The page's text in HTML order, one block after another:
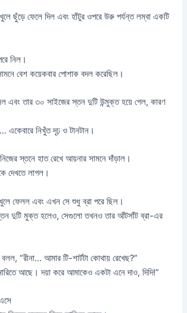
খুলে ছুঁড়ে ফেলে দিল এবং হাঁটুর ওপরে উরু পর্যন্ত লম্বা একটি
নিল।
বেশ কয়েকবার পোশাক বদল করেছিল।
এবং তার ৩০ সাইজের স্তন দুটি উন্মুক্ত হয়ে গেল, কারণ
একেবারে নিখুঁত দৃঢ় ও টানটান।
স্তনে হাত রেখে আয়নার সামনে দাঁড়াল।
দেখতে লাগল।
ফেলল এবং এখন সে শুধু ব্রা পরে ছিল।
দুটি মুক্ত হলেও, সেগুলো তখনও তার আঁটসাঁট ব্রা-এর
“রীনা… আমার টি-শার্টটা কোথায় রেখেছ?”
আছে। দয়া করে আমাকেও একটা এনে দাও, দিদি!”